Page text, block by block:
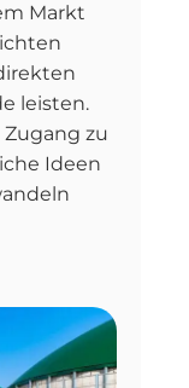
Markt
leisten.
zu
Ideen